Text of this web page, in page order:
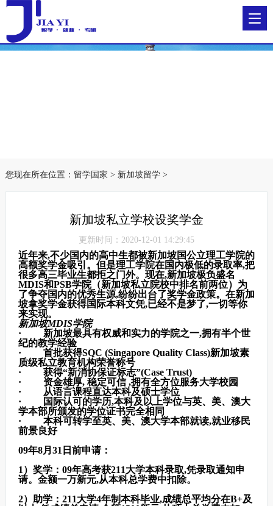
您现在所在位置： 留学国家 > 新加坡留学>
新加坡私立学校设奖学金
更新时间：2020-12-01 14:29:45
近年来,不少国内的高中生都被新加坡国公立理工学院的
高额奖学金吸引。但是理工学院在国内极低的录取率,把
很多高三毕业生都拒之门外。现在,新加坡极负盛名
MDIS和PSB学院（新加坡私立院校中排名前两位）为
了争夺国内的优秀生源,纷纷出台了奖学金政策。在新加
坡拿奖学金获得国际本科文凭,已经不是梦了,一切等你
来实现。
新加坡MDIS学院
· 新加坡最具有权威和实力的学院之一,拥有半个世
纪的教学经验
· 首批获得SQC (Singapore Quality Class)新加坡素
质级私立教育机构荣誉称号
· 获得“新消协保证标志”(Case Trust)
· 资金雄厚, 稳定可信 ,拥有全方位服务大学校园
· 从语言课程直达本科及硕士学位
· 国际认可的学历,本科及以上学位与英、美、澳大
学本部所颁发的学位证书完全相同
· 本科可转学至英、美、澳大学本部就读,就业移民
前景良好
09年8月31日前申请：
1） 奖学：09年高考获211大学本科录取,凭录取通知申
请。金额一万新元,从本科总学费中扣除。
2）助学：211大学4年制本科毕业,成绩总平均分在B+及